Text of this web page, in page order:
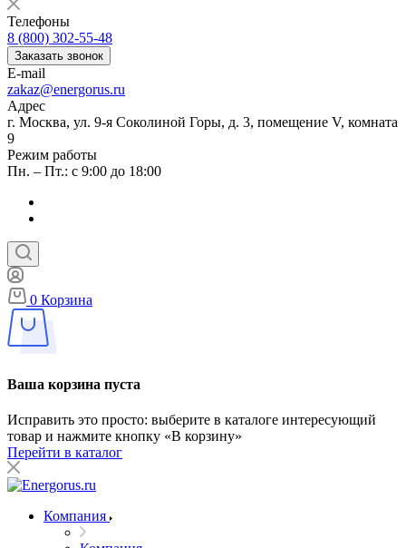
Телефоны
8 (800) 302-55-48
Заказать звонок
E-mail
zakaz@energorus.ru
Адрес
г. Москва, ул. 9-я Соколиной Горы, д. 3, помещение V, комната
9
Режим работы
Пн. – Пт.: с 9:00 до 18:00
0 Корзина
Ваша корзина пуста
Исправить это просто: выберите в каталоге интересующий
товар и нажмите кнопку «В корзину»
Перейти в каталог
Компания